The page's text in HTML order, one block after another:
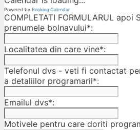
Powered by Booking Calendar
COMPLETATI FORMULARUL apoi
prenumele bolnavului*:
Localitatea din care vine*:
Telefonul dvs - veti fi contactat
a detaliilor programarii*:
Emailul dvs*:
Motivele pentru care doriti